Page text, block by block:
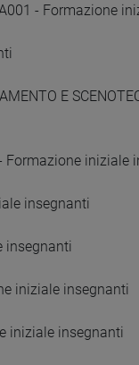
A001 - Formazione
E
- Formazione iniziale
insegnanti
insegnanti
iniziale insegnanti
iniziale insegnanti